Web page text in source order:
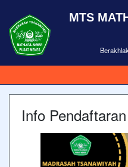
MTS
Info Pendaftaran